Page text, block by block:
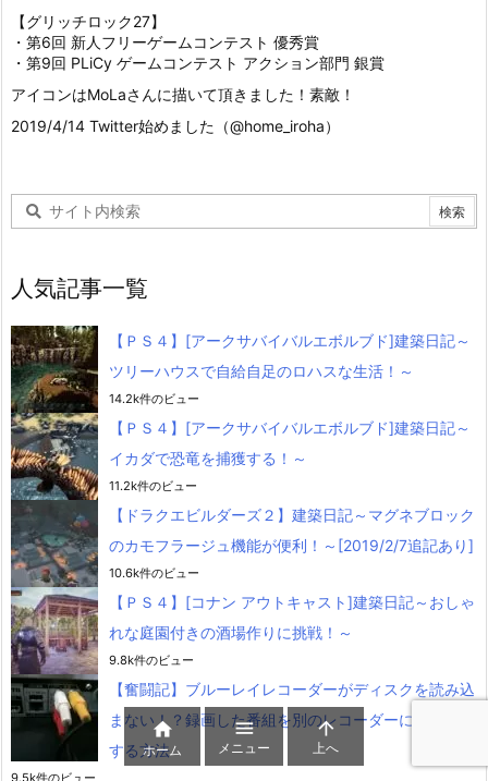
【グリッチロック27】
・第6回 新人フリーゲームコンテスト 優秀賞
・第9回 PLiCy ゲームコンテスト アクション部門 銀賞
アイコンはMoLaさんに描いて頂きました！素敵！
2019/4/14 Twitter始めました（@home_iroha）
人気記事一覧
【ＰＳ４】[アークサバイバルエボルブド]建築日記～
ツリーハウスで自給自足のロハスな生活！～
14.2k件のビュー
【ＰＳ４】[アークサバイバルエボルブド]建築日記～
イカダで恐竜を捕獲する！～
11.2k件のビュー
【ドラクエビルダーズ２】建築日記～マグネブロック
のカモフラージュ機能が便利！～[2019/2/7追記あり]
10.6k件のビュー
【ＰＳ４】[コナン アウトキャスト]建築日記～おしゃ
れな庭園付きの酒場作りに挑戦！～
9.8k件のビュー
【奮闘記】ブルーレイレコーダーがディスクを読み込
まない！？録画した番組を別のレコーダーにダビング
する方法

ホーム

メニュー

上へ